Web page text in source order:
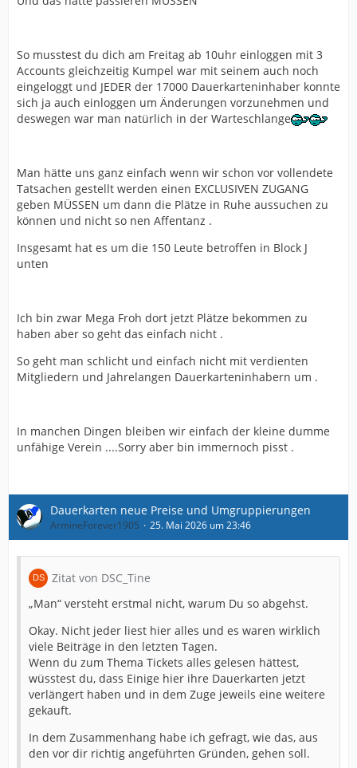
So musstest du dich am Freitag ab 10uhr einloggen mit 3
Accounts gleichzeitig Kumpel war mit seinem auch noch
eingeloggt und JEDER der 17000 Dauerkarteninhaber konnte
sich ja auch einloggen um Änderungen vorzunehmen und
deswegen war man natürlich in der Warteschlange
Man hätte uns ganz einfach wenn wir schon vor vollendete
Tatsachen gestellt werden einen EXCLUSIVEN ZUGANG
geben MÜSSEN um dann die Plätze in Ruhe aussuchen zu
können und nicht so nen Affentanz .
Insgesamt hat es um die 150 Leute betroffen in Block J
unten
Ich bin zwar Mega Froh dort jetzt Plätze bekommen zu
haben aber so geht das einfach nicht .
So geht man schlicht und einfach nicht mit verdienten
Mitgliedern und Jahrelangen Dauerkarteninhabern um .
In manchen Dingen bleiben wir einfach der kleine dumme
unfähige Verein ....Sorry aber bin immernoch pisst .
Dauerkarten neue Preise und Umgruppierungen
ArmineForever1905 25. Mai 2026 um 23:46
Zitat von DSC_Tine
„Man“ versteht erstmal nicht, warum Du so abgehst.
Okay. Nicht jeder liest hier alles und es waren wirklich
viele Beiträge in den letzten Tagen.
Wenn du zum Thema Tickets alles gelesen hättest,
wüsstest du, dass Einige hier ihre Dauerkarten jetzt
verlängert haben und in dem Zuge jeweils eine weitere
gekauft.
In dem Zusammenhang habe ich gefragt, wie das, aus
den vor dir richtig angeführten Gründen, gehen soll.